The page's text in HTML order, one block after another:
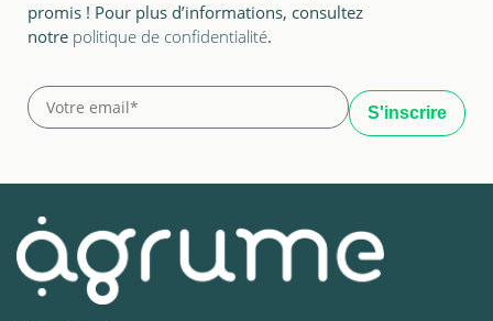
promis ! Pour plus d’informations, consultez
notre politique de confidentialité.